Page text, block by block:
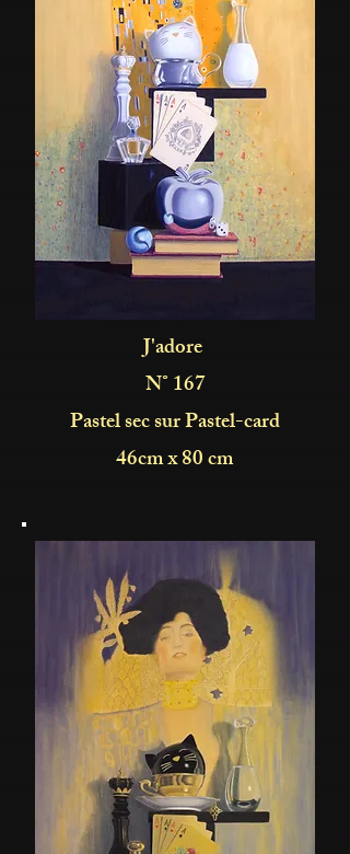
J'adore
N° 167
Pastel sec sur Pastel-card
46cm x 80 cm